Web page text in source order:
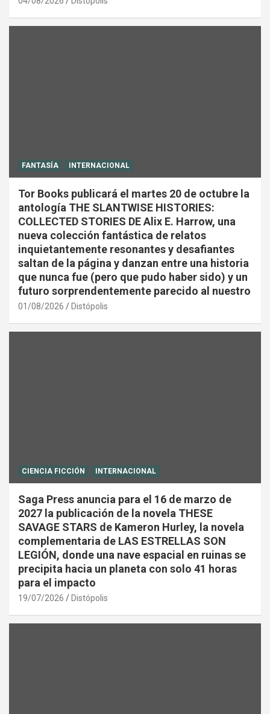
FANTASÍA INTERNACIONAL
Tor Books publicará el martes 20 de octubre la
antología THE SLANTWISE HISTORIES:
COLLECTED STORIES DE Alix E. Harrow, una
nueva colección fantástica de relatos
inquietantemente resonantes y desafiantes
saltan de la página y danzan entre una historia
que nunca fue (pero que pudo haber sido) y un
futuro sorprendentemente parecido al nuestro
01/08/2026 Distópolis
CIENCIA FICCIÓN INTERNACIONAL
Saga Press anuncia para el 16 de marzo de
2027 la publicación de la novela THESE
SAVAGE STARS de Kameron Hurley, la novela
complementaria de LAS ESTRELLAS SON
LEGIÓN, donde una nave espacial en ruinas se
precipita hacia un planeta con solo 41 horas
para el impacto
19/07/2026 Distópolis